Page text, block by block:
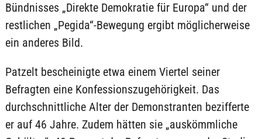
Bündnisses „Direkte Demokratie für Europa“ und der
restlichen „Pegida“-Bewegung ergibt möglicherweise
ein anderes Bild.
Patzelt bescheinigte etwa einem Viertel seiner
Befragten eine Konfessionszugehörigkeit. Das
durchschnittliche Alter der Demonstranten bezifferte
er auf 46 Jahre. Zudem hätten sie „auskömmliche